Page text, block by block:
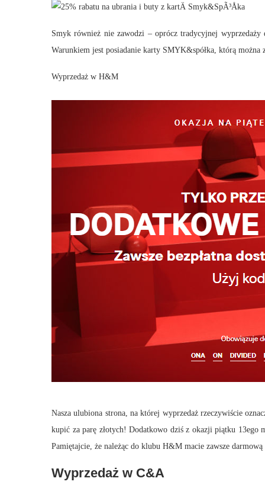
Smyk również nie zawodzi – oprócz tradycyjnej
Warunkiem jest posiadanie karty SMYK&spółka, którą
Wyprzedaż w H&M
Nasza ulubiona strona, na której wyprzedaż rzeczywiście
kupić za parę złotych! Dodatkowo dziś z okazji piątku 13ego
Pamiętajcie, że należąc do klubu H&M macie zawsze
Wyprzedaż w C&A